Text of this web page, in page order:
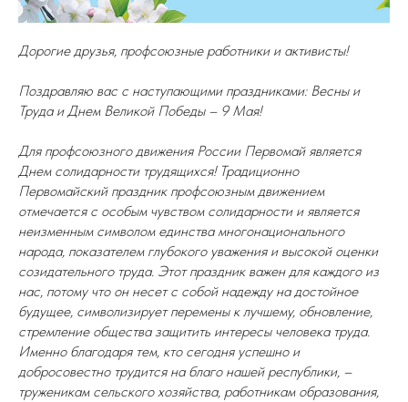
Дорогие друзья, профсоюзные работники и активисты!
Поздравляю вас с наступающими праздниками: Весны и
Труда и Днем Великой Победы – 9 Мая!
Для профсоюзного движения России Первомай является
Днем солидарности трудящихся! Традиционно
Первомайский праздник профсоюзным движением
отмечается с особым чувством солидарности и является
неизменным символом единства многонационального
народа, показателем глубокого уважения и высокой оценки
созидательного труда. Этот праздник важен для каждого из
нас, потому что он несет с собой надежду на достойное
будущее, символизирует перемены к лучшему, обновление,
стремление общества защитить интересы человека труда.
Именно благодаря тем, кто сегодня успешно и
добросовестно трудится на благо нашей республики, –
труженикам сельского хозяйства, работникам образования,